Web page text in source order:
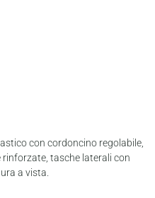
con cordoncino regolabile,
tasche laterali con
a vista.